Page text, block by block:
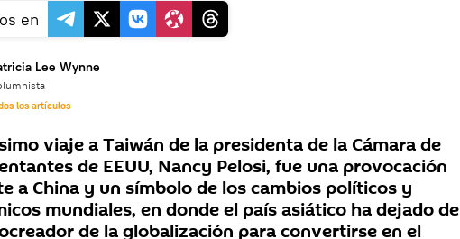
en
Lee Wynne
los artículos
viaje a Taiwán de la presidenta de la Cámara de
de EEUU, Nancy Pelosi, fue una provocación
a China y un símbolo de los cambios políticos y
mundiales, en donde el país asiático ha dejado de
de la globalización para convertirse en el